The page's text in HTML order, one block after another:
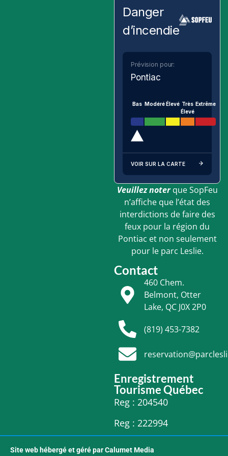
Danger
d’incendie
Prévision pour:
Pontiac
Bas ModéréÉlevé Très
Élevé
Extrême
VOIR SUR LA CARTE
Veuillez noter que SopFeu
n’affiche que l’état des
interdictions de faire des
feux pour la région du
Pontiac et non seulement
pour le parc Leslie.
Contact
460 Chem.
Belmont, Otter
Lake, QC J0X 2P0
(819) 453-7382
Enregistrement
Tourisme Québec
Reg : 204540
Reg : 222994
Site web hébergé et géré par Calumet Media